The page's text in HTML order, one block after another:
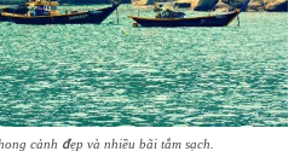
cảnh đẹp và nhiều bãi tắm sạch.